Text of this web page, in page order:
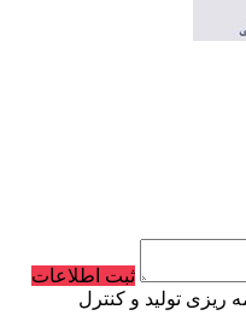
ثبت اطلاعات
تولید و کنترل